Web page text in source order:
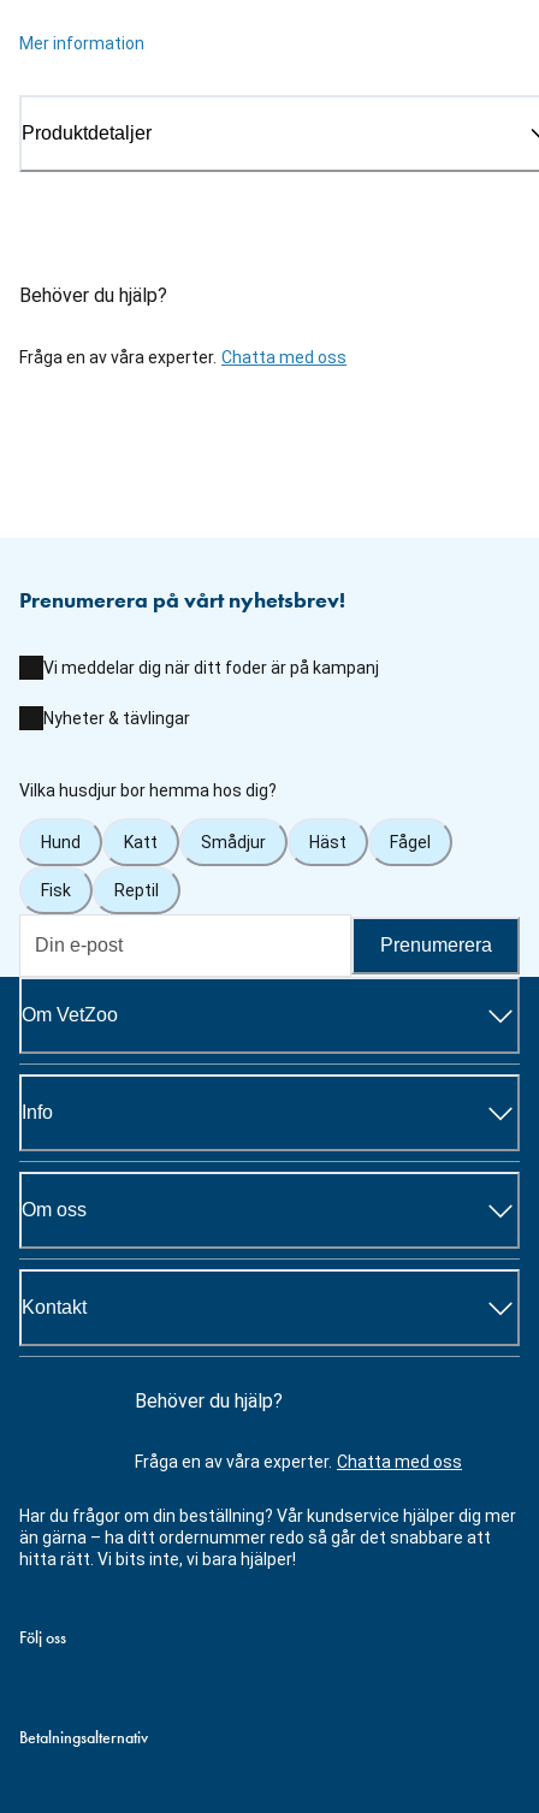
Mer information
Produktdetaljer
Behöver du hjälp?
Fråga en av våra experter. Chatta med oss
Prenumerera på vårt nyhetsbrev!
Vi meddelar dig när ditt foder är på kampanj
Nyheter & tävlingar
Vilka husdjur bor hemma hos dig?
Hund Katt Smådjur Häst Fågel
Fisk Reptil
Prenumerera
Om VetZoo
Info
Om oss
Kontakt
Behöver du hjälp?
Fråga en av våra experter. Chatta med oss
Har du frågor om din beställning? Vår kundservice hjälper dig mer
än gärna – ha ditt ordernummer redo så går det snabbare att
hitta rätt. Vi bits inte, vi bara hjälper!
Följ oss
Betalningsalternativ